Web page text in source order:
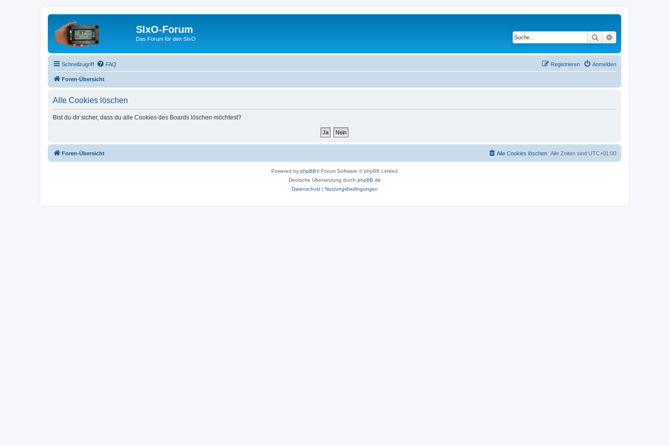
SIxO-Forum
Das Forum für den SIxO Suche
Schnellzugriff FAQ Anmelden
Registrieren
Foren-Übersicht
Alle Cookies löschen
Bist du dir sicher, dass du alle Cookies des Boards löschen möchtest?
Foren-Übersicht Alle Zeiten sind UTC+01:00
Alle Cookies löschen
Powered by phpBB® Forum Software © phpBB Limited
Deutsche Übersetzung durch phpBB.de
Datenschutz| Nutzungsbedingungen